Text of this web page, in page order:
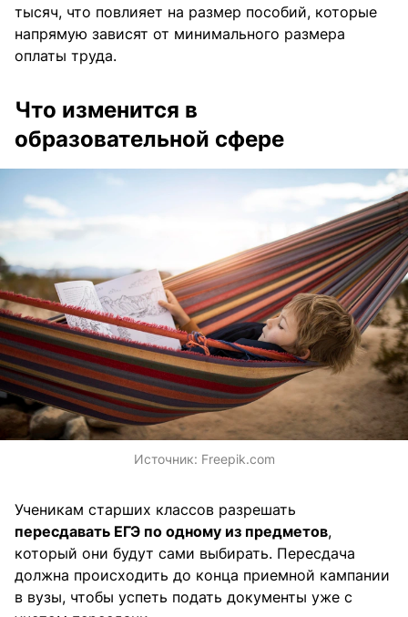
тысяч, что повлияет на размер пособий, которые
напрямую зависят от минимального размера
оплаты труда.
Что изменится в
образовательной сфере
Источник: Freepik.com
Ученикам старших классов разрешать
пересдавать ЕГЭ по одному из предметов,
который они будут сами выбирать. Пересдача
должна происходить до конца приемной кампании
в вузы, чтобы успеть подать документы уже с